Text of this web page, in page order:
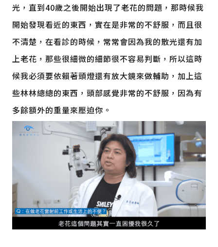
光，直到40歲之後開始出現了老花的問題，那時候我
開始發現看近的東西，實在是非常的不舒服，而且很
不清楚，在看診的時候，常常會因為我的散光還有加
上老花，那些很細微的細節很不容易判斷，所以這時
候我必須要依賴著頭燈還有放大鏡來做輔助，加上這
些林林總總的東西，頭部感覺非常的不舒服，因為有
多餘額外的重量來壓迫你。